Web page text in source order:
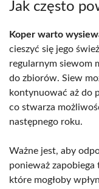
Jak często
Koper warto
cieszyć się jego
regularnym siewom
do zbiorów. Siew
kontynuować aż do
co stwarza
następnego roku.
Ważne jest, aby
ponieważ zapobiega
które mogłoby